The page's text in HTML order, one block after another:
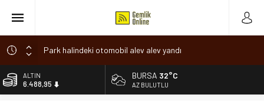
Park halindeki otomobil alev alev yandı
Osmangazi’de baharın müjdesi ‘Hıdırellez’ coşkuyla kutlandı
7 aylık hamileyken evden çıktı, sırra kadem bastı
ALTIN
6.488,95
BURSA 32°C
AZ BULUTLU